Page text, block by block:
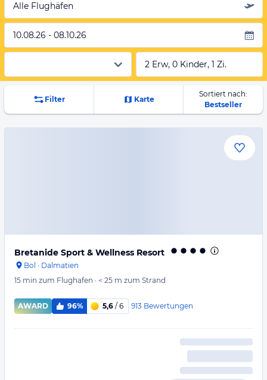
Alle Flughäfen
10.08.26 - 08.10.26
2 Erw, 0 Kinder, 1 Zi.
Filter Karte
Sortiert nach:
Bestseller
Bretanide Sport & Wellness Resort
Bol · Dalmatien
15 min zum Flughafen · < 25 m zum Strand
AWARD 96% 5,6 / 6 913 Bewertungen